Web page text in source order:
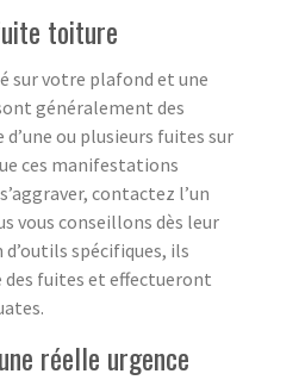
toiture
sur votre plafond et une
généralement des
d’une ou plusieurs fuites sur
ces manifestations
contactez l’un
vous conseillons dès leur
spécifiques, ils
fuites et effectueront
réelle urgence